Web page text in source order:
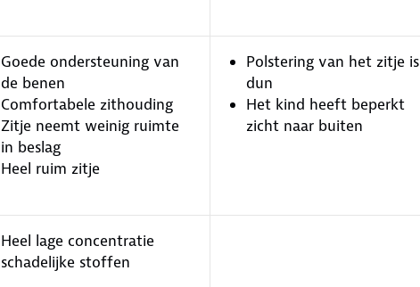
Goede ondersteuning van
de benen
Comfortabele zithouding
Zitje neemt weinig ruimte
in beslag
Heel ruim zitje
Polstering van het zitje is
dun
Het kind heeft beperkt
zicht naar buiten
Heel lage concentratie
schadelijke stoffen